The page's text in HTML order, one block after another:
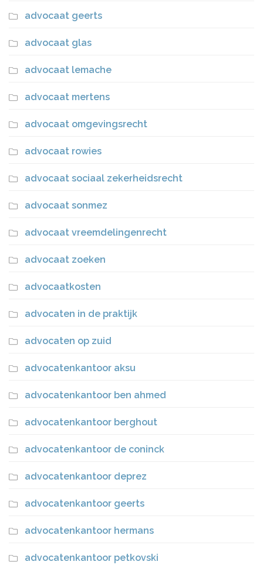
advocaat geerts
advocaat glas
advocaat lemache
advocaat mertens
advocaat omgevingsrecht
advocaat rowies
advocaat sociaal zekerheidsrecht
advocaat sonmez
advocaat vreemdelingenrecht
advocaat zoeken
advocaatkosten
advocaten in de praktijk
advocaten op zuid
advocatenkantoor aksu
advocatenkantoor ben ahmed
advocatenkantoor berghout
advocatenkantoor de coninck
advocatenkantoor deprez
advocatenkantoor geerts
advocatenkantoor hermans
advocatenkantoor petkovski